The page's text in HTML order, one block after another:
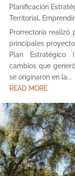
Planificación
Territorial,
Prorrectoría realizó
principales
Plan Estratégico
cambios que
se originaron en la...
READ MORE